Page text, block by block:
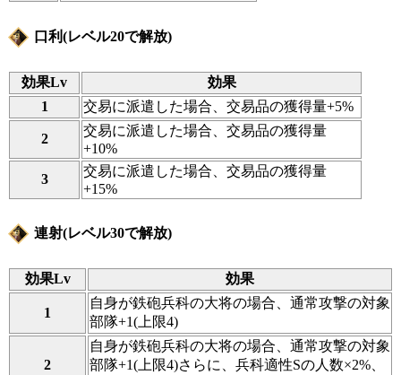
口利(レベル20で解放)
効果Lv
効果
1
交易に派遣した場合、交易品の獲得量+5%
2
交易に派遣した場合、交易品の獲得量
+10%
3
交易に派遣した場合、交易品の獲得量
+15%
連射(レベル30で解放)
効果Lv 効果
1
自身が鉄砲兵科の大将の場合、通常攻撃の対象
部隊+1(上限4)
2
自身が鉄砲兵科の大将の場合、通常攻撃の対象
部隊+1(上限4)さらに、兵科適性Sの人数×2%、